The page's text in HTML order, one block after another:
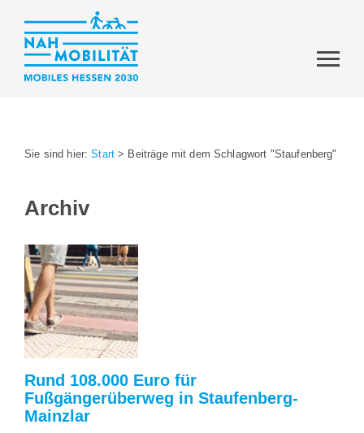
Sie sind hier:Start > Beiträge mit dem Schlagwort "Staufenberg"
Archiv
Rund 108.000 Euro für
Fußgängerüberweg in Staufenberg-
Mainzlar